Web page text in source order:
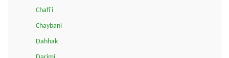
Chafi'i
Chaybani
Dahhak